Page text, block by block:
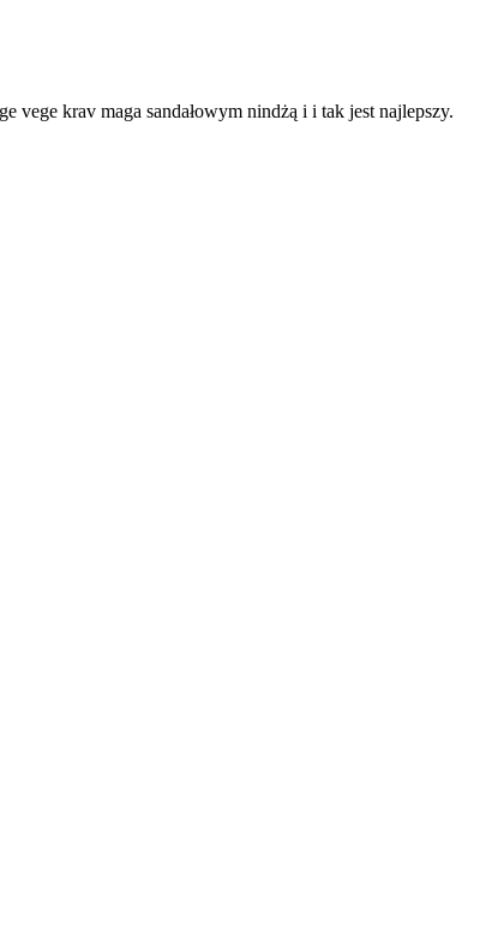
vege krav maga sandałowym nindżą i i tak jest najlepszy.